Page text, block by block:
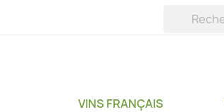
VINS FRANÇAIS